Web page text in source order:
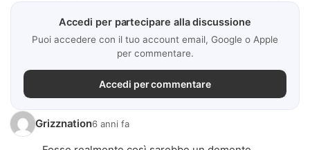
Accedi per partecipare alla discussione
Puoi accedere con il tuo account email, Google o Apple
per commentare.
Accedi per commentare
Grizznation6 anni fa